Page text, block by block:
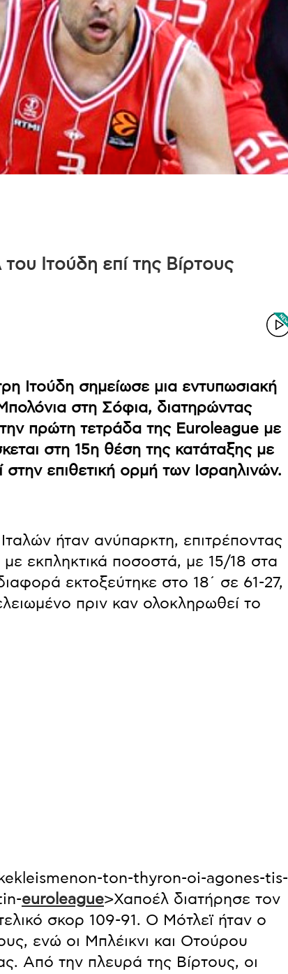
Ιτούδη επί της Βίρτους
Ιτούδη σημείωσε μια εντυπωσιακή
στη Σόφια, διατηρώντας
πρώτη τετράδα της Euroleague με
στη 15η θέση της κατάταξης με
επιθετική ορμή των Ισραηλινών.
ήταν ανύπαρκτη, επιτρέποντας
εκπληκτικά ποσοστά, με 15/18 στα
εκτοξεύτηκε στο 18΄ σε 61-27,
πριν καν ολοκληρωθεί το
ton-thyron-oi-agones-tis-
euroleague>Χαποέλ διατήρησε τον
σκορ 109-91. Ο Μότλεϊ ήταν ο
ενώ οι Μπλέικνι και Οτούρου
Από την πλευρά της Βίρτους, οι